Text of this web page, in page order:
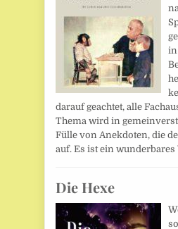
in
darauf geachtet, alle
Thema wird in
Fülle von Anekdoten, die
auf. Es ist ein
Die Hexe